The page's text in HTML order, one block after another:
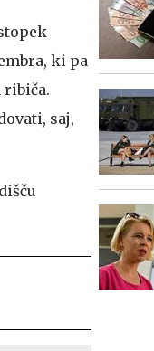
ki pa
ribiča.
saj,